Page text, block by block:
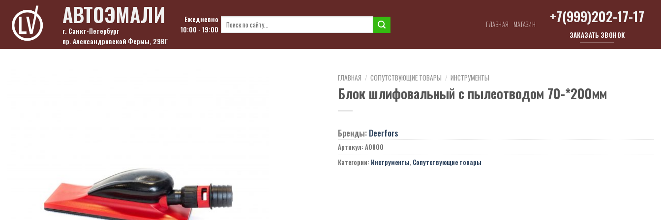
content
АВТОЭМАЛИ
г. Санкт-Петербург
пр. Александровской Фермы, 29ВГ
Ежедневно
10:00 - 19:00
Искать: ГЛАВНАЯ МАГАЗИН +7(999)202-17-17
ЗАКАЗАТЬ ЗВОНОК
ГЛАВНАЯ / СОПУТСТВУЮЩИЕ ТОВАРЫ / ИНСТРУМЕНТЫ
Блок шлифовальный с пылеотводом 70-*200мм
Бренды: Deerfors
Артикул: A0800
Категории: Инструменты, Сопутствующие товары